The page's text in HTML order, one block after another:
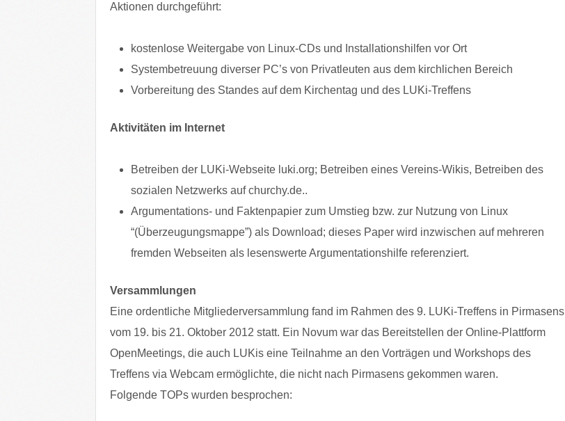
Aktionen durchgeführt:
kostenlose Weitergabe von Linux-CDs und Installationshilfen vor Ort
Systembetreuung diverser PC’s von Privatleuten aus dem kirchlichen Bereich
Vorbereitung des Standes auf dem Kirchentag und des LUKi-Treffens
Aktivitäten im Internet
Betreiben der LUKi-Webseite luki.org; Betreiben eines Vereins-Wikis, Betreiben des
sozialen Netzwerks auf churchy.de..
Argumentations- und Faktenpapier zum Umstieg bzw. zur Nutzung von Linux
“(Überzeugungsmappe”) als Download; dieses Paper wird inzwischen auf mehreren
fremden Webseiten als lesenswerte Argumentationshilfe referenziert.
Versammlungen
Eine ordentliche Mitgliederversammlung fand im Rahmen des 9. LUKi-Treffens in Pirmasens
vom 19. bis 21. Oktober 2012 statt. Ein Novum war das Bereitstellen der Online-Plattform
OpenMeetings, die auch LUKis eine Teilnahme an den Vorträgen und Workshops des
Treffens via Webcam ermöglichte, die nicht nach Pirmasens gekommen waren.
Folgende TOPs wurden besprochen: